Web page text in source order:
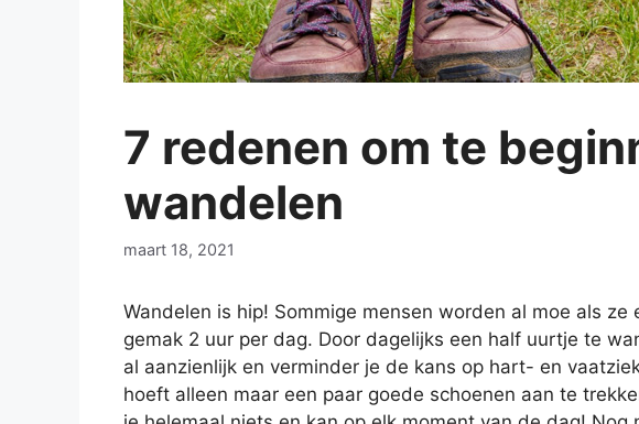
7 redenen om te
wandelen
maart 18, 2021
Wandelen is hip! Sommige mensen worden al moe als
gemak 2 uur per dag. Door dagelijks een half uurtje te
al aanzienlijk en verminder je de kans op hart- en
hoeft alleen maar een paar goede schoenen aan te